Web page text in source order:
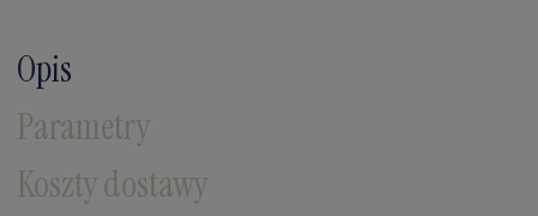
Opis
Parametry
Koszty dostawy